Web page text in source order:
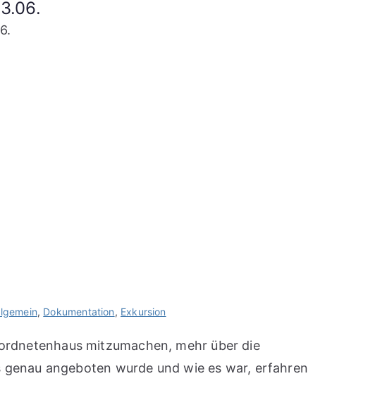
, Dokumentation, Exkursion
mitzumachen, mehr über die
angeboten wurde und wie es war, erfahren